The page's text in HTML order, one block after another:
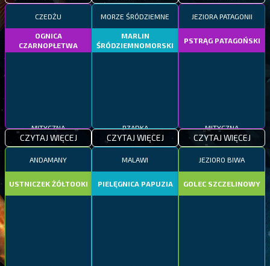
CZEDŻU
OGNICA
CZARNOPŁETWA
MITYCZNA
CZYTAJ WIĘCEJ
MORZE ŚRÓDZIEMNE
MARLIN
ŚRÓDZIEMNOMORSKI
RZADKA
CZYTAJ WIĘCEJ
JEZIORA PATAGONII
PSTRĄG PATAGOŃSKI
MITYCZNA
CZYTAJ WIĘCEJ
ANDAMANY
USTNICZEK ŻÓŁTOOKI
MALAWI
PIELĘGNICA PAPUZIA
JEZIORO BIWA
GOLEC SZCZELINOWY